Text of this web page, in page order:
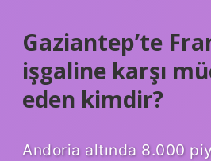
Gaziantep’te
işgaline karşı
eden kimdir?
Andoria altında 8.000